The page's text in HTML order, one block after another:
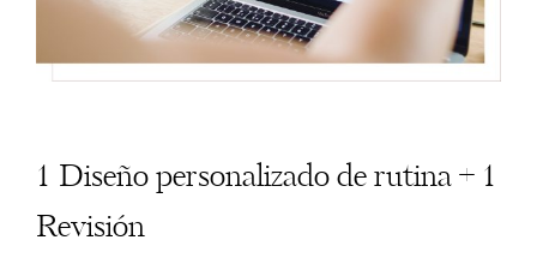
1 Diseño personalizado de rutina + 1
Revisión